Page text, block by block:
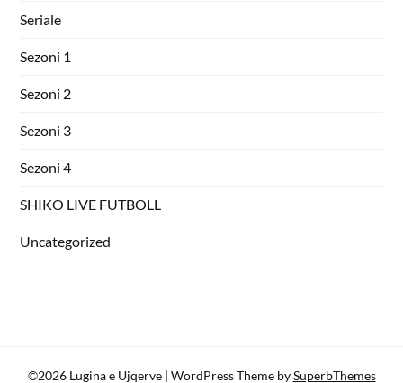
Seriale
Sezoni 1
Sezoni 2
Sezoni 3
Sezoni 4
SHIKO LIVE FUTBOLL
Uncategorized
©2026 Lugina e Ujqerve | WordPress Theme bySuperbThemes